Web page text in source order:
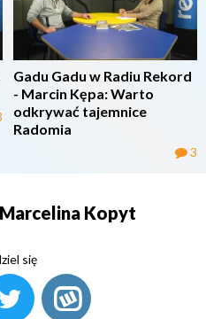
Gadu Gadu w Radiu Rekord
- Marcin Kępa: Warto
odkrywać tajemnice
Radomia
3
Kopyt
się